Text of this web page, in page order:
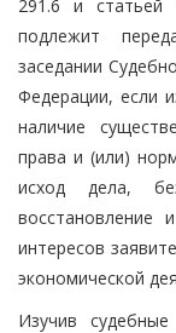
291.6 и
подлежит
заседании
Федерации, если
наличие
права и (или)
исход дела,
восстановление
интересов
экономической
Изучив